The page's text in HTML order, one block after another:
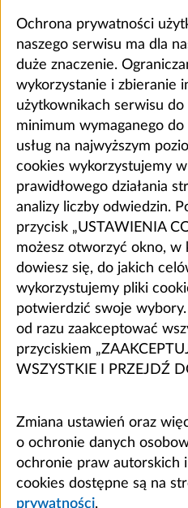
Ochrona prywatności
naszego serwisu ma dla
duże znaczenie.
wykorzystanie i zbieranie
użytkownikach serwisu do
minimum wymaganego do
usług na najwyższym
cookies wykorzystujemy
prawidłowego działania
analizy liczby odwiedzin.
przycisk „USTAWIENIA
możesz otworzyć okno, w
dowiesz się, do jakich
wykorzystujemy pliki
potwierdzić swoje
od razu zaakceptować
przyciskiem
WSZYSTKIE I PRZEJDŹ
Zmiana ustawień oraz
o ochronie danych
ochronie praw autorskich
cookies dostępne są na
prywatności.